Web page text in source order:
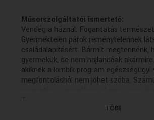
Műsorszolgáltatói ismertető:
Vendég a háznál: Fogantatás
Gyermektelen párok reménytelennek
családalapításért. Bármit megtennénk,
gyermekük, de nem hajlandóak
akiknek a lombik program egészségügyi
megfontolásból nem jöhet szóba.
természetes fogantatás elősegítése.
...
TÖBB